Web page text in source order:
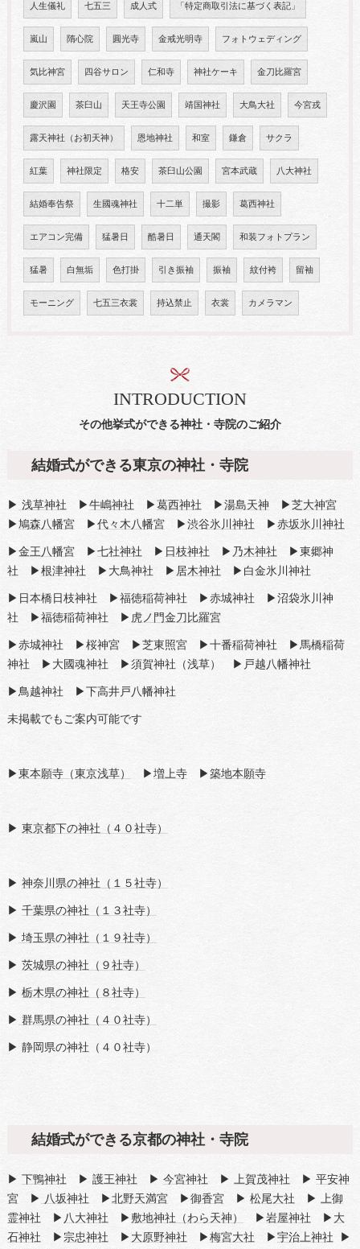
人生儀礼 七五三 成人式 「特定商取引法に基づく表記」
嵐山 隋心院 圓光寺 金戒光明寺 フォトウェディング
気比神宮 四谷サロン 仁和寺 神社ケーキ 金刀比羅宮
慶沢園 茶臼山 天王寺公園 靖国神社 大鳥大社 今宮戎
露天神社（お初天神） 恩地神社 和室 鎌倉 サクラ
紅葉 神社限定 格安 茶臼山公園 宮本武蔵 八大神社
結婚奉告祭 生國魂神社 十二単 撮影 葛西神社
エアコン完備 猛暑日 酷暑日 通天閣 和装フォトプラン
猛暑 白無垢 色打掛 引き振袖 振袖 紋付袴 留袖
モーニング 七五三衣裳 持込禁止 衣裳 カメラマン
その他挙式ができる神社・寺院のご紹介
INTRODUCTION
結婚式ができる東京の神社・寺院
▶ 浅草神社 ▶ 牛嶋神社 ▶ 葛西神社 ▶ 湯島天神 ▶ 芝大神宮
▶ 鳩森八幡宮▶ 代々木八幡宮▶ 渋谷氷川神社 ▶ 赤坂氷川神社
▶ 金王八幡宮▶ 七社神社 ▶ 日枝神社 ▶ 乃木神社 ▶東郷神
社 ▶ 根津神社 ▶大鳥神社 ▶ 居木神社 ▶白金氷川神社
▶日本橋日枝神社 ▶福徳稲荷神社 ▶赤城神社 ▶沼袋氷川神
社 ▶福徳稲荷神社 ▶ 虎ノ門金刀比羅宮
▶赤城神社 ▶桜神宮 ▶芝東照宮 ▶十番稲荷神社 ▶馬橋稲荷
神社 ▶大國魂神社 ▶須賀神社（浅草） ▶戸越八幡神社
▶鳥越神社 ▶下高井戸八幡神社
未掲載でもご案内可能です
▶ 東本願寺（東京浅草） ▶ 増上寺▶ 築地本願寺
▶ 東京都下の神社（４０社寺）
▶ 神奈川県の神社（１５社寺）
▶ 千葉県の神社（１３社寺）
▶ 埼玉県の神社（１９社寺）
▶ 茨城県の神社（９社寺）
▶ 栃木県の神社（８社寺）
▶ 群馬県の神社（４０社寺）
▶ 静岡県の神社（４０社寺）
結婚式ができる京都の神社・寺院
▶ 下鴨神社 ▶ 護王神社 ▶ 今宮神社▶ 上賀茂神社 ▶ 平安神
宮▶ 八坂神社 ▶ 北野天満宮▶ 御香宮▶ 松尾大社 ▶
上御
霊神社 ▶ 八大神社 ▶ 敷地神社（わら天神） ▶ 岩屋神社 ▶ 大
石神社 ▶ 宗忠神社 ▶ 大原野神社 ▶ 梅宮大社 ▶ 宇治上神社 ▶